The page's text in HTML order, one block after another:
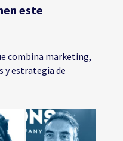
este
combina marketing,
y estrategia de